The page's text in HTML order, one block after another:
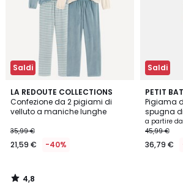
Saldi
LA REDOUTE COLLECTIONS
Confezione da 2 pigiami di
velluto a maniche lunghe
35,99 €
21,59 € -40%
4,8
/ 5
4,8
/
Saldi
PETIT
Pigiama
spugna
stampati
a partire da
45,99 €
36,79 €